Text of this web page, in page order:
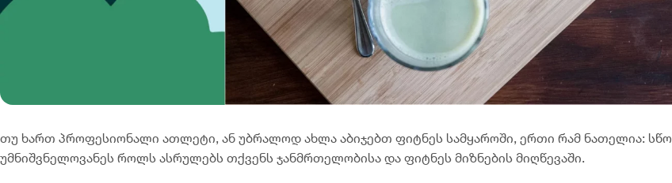
თუ ხართ პროფესიონალი ათლეტი, ან უბრალოდ ახლა აბიჯებთ ფიტნეს სამყაროში, ერთი რამ ნათელია:
უმნიშვნელოვანეს როლს ასრულებს თქვენს ჯანმრთელობისა და ფიტნეს მიზნების მიღწევაში.